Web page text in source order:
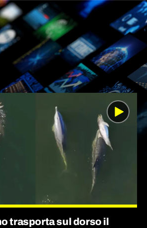
trasporta sul dorso il